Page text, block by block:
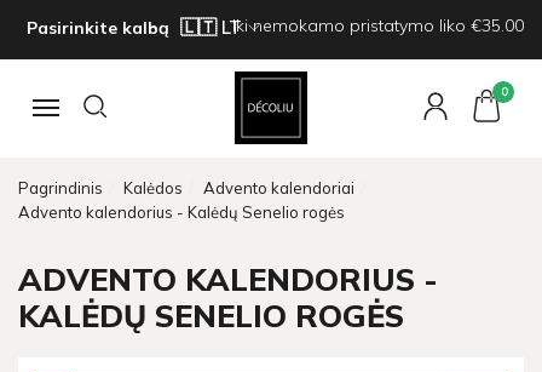
Pasirinkite kalbą Iki nemokamo pristatymo liko €35.00
Navigacija
0
Pagrindinis Kalėdos
Advento kalendoriai
Advento kalendorius - Kalėdų Senelio rogės
ADVENTO KALENDORIUS -
KALĖDŲ SENELIO ROGĖS